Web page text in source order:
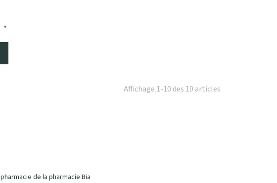
Affichage 1-10 des 10 articles
de la pharmacie Bia